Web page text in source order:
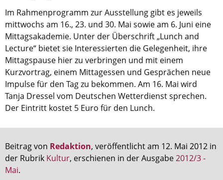
Download
Informationen
Aus (nicht nur) Frankfurter Blogs
Videos
Beratung & Info
Impressum
Diese Website wurde am 28. November 2017
archiviert. Neues Online-Angebot:
Im Rahmenprogramm zur Ausstellung gibt es jeweils
mittwochs am 16., 23. und 30. Mai sowie am 6. Juni eine
Mittagsakademie. Unter der Überschrift „Lunch and
Lecture“ bietet sie Interessierten die Gelegenheit, ihre
Mittagspause hier zu verbringen und mit einem
Kurzvortrag, einem Mittagessen und Gesprächen neue
Impulse für den Tag zu bekommen. Am 16. Mai wird
Tanja Dressel vom Deutschen Wetterdienst sprechen.
Der Eintritt kostet 5 Euro für den Lunch.
Beitrag von Redaktion, veröffentlicht am 12. Mai 2012 in
der Rubrik Kultur, erschienen in der Ausgabe2012/3 -
Mai.